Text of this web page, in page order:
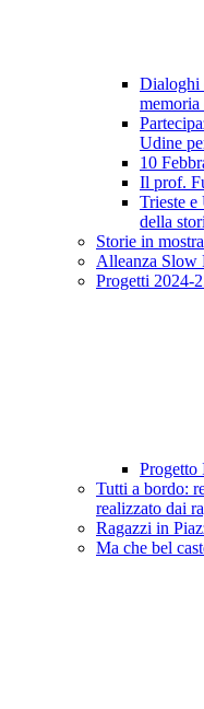
Dialoghi
memoria
Udine
10
Il prof.
Trieste e
della
Storie in mostra
Alleanza Slow
Progetti 2024-
Progetto
Tutti a bordo:
realizzato dai
Ragazzi in
Ma che bel